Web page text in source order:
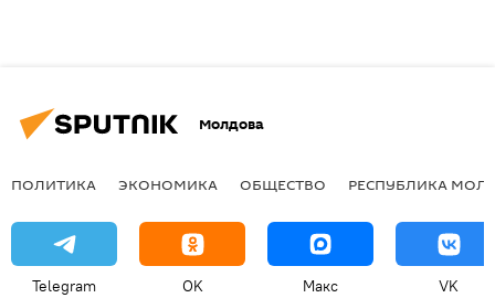
Молдова
ПОЛИТИКА ЭКОНОМИКА ОБЩЕСТВО РЕСПУБЛИКА
Telegram OK Макс VK